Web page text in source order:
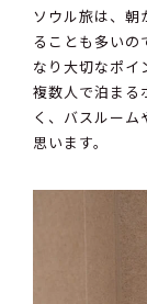
ソウル旅は、朝
ることも多いの
なり大切なポイ
複数人で泊まる
く、バスルーム
思います。